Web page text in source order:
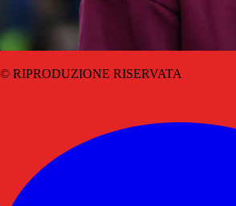
© RIPRODUZIONE RISERVATA